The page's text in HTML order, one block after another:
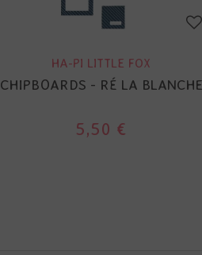
HA-PI LITTLE FOX
CHIPBOARDS - RÉ LA BLANCHE
5,50 €